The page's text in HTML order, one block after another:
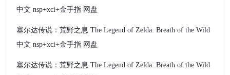
中文 nsp+xci+金手指 网盘
塞尔达传说：荒野之息 The Legend of Zelda: Breath of the Wild
中文 nsp+xci+金手指 网盘
塞尔达传说：荒野之息 The Legend of Zelda: Breath of the Wild